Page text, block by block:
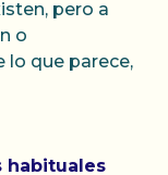
pero a
o
lo que parece,
habituales